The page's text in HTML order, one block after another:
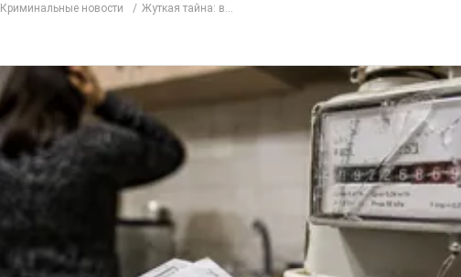
Криминальные новости Жуткая тайна: в...